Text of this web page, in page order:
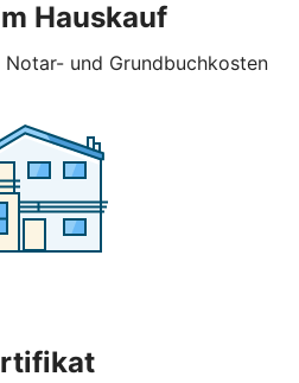
Hauskauf
und Grundbuchkosten